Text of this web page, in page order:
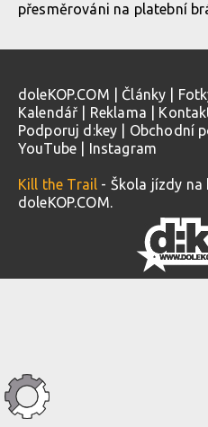
přesměrováni na platební
doleKOP.COM Články
Kalendář
Reklama
Podporuj d:key
Obchodní
YouTube
Instagram
Kill the Trail - Škola jízdy na
doleKOP.COM.